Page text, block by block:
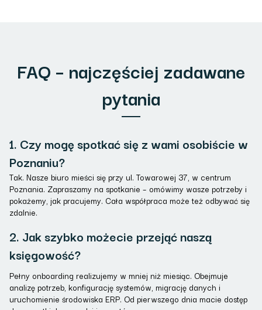
FAQ – najczęściej zadawane
pytania
1. Czy mogę spotkać się z wami osobiście w
Poznaniu?
Tak. Nasze biuro mieści się przy ul. Towarowej 37, w centrum
Poznania. Zapraszamy na spotkanie – omówimy wasze potrzeby i
pokażemy, jak pracujemy. Cała współpraca może też odbywać się
zdalnie.
2. Jak szybko możecie przejąć naszą
księgowość?
Pełny onboarding realizujemy w mniej niż miesiąc. Obejmuje
analizę potrzeb, konfigurację systemów, migrację danych i
uruchomienie środowiska ERP. Od pierwszego dnia macie dostęp